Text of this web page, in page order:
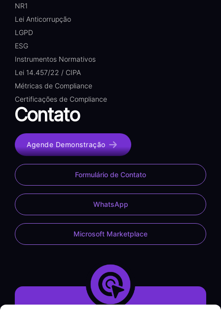
NR1
Lei Anticorrupção
LGPD
ESG
Instrumentos Normativos
Lei 14.457/22 / CIPA
Métricas de Compliance
Certificações de Compliance
Contato
Agende Demonstração
Formulário de Contato
WhatsApp
Microsoft Marketplace